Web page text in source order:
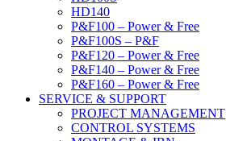
HD140
P&F100 – Power & Free
P&F100S – P&F
P&F120 – Power & Free
P&F140 – Power & Free
P&F160 – Power & Free
SERVICE & SUPPORT
PROJECT MANAGEMENT
CONTROL SYSTEMS